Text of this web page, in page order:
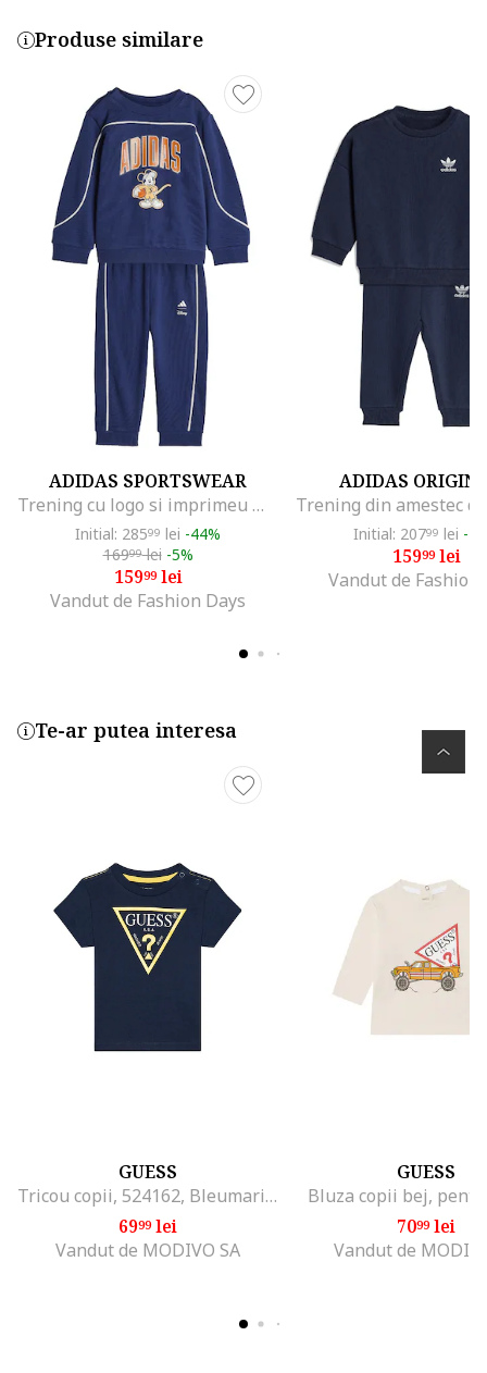
Produse similare
ADIDAS SPORTSWEAR
Trening cu logo si imprimeu Mickey, Albastru inchis/Portocaliu mandarina
Initial: 28599 lei -44%
16999lei -5%
15999lei
Vandut de Fashion Days
ADIDAS
Initial: 20799 lei -
15999lei
Vandut de Fashion
Te-ar putea interesa
GUESS
Tricou copii, 524162, Bleumarin, Bumbac
6999lei
Vandut de MODIVO SA
GUESS
Bluza copii bej,
7099lei
Vandut de